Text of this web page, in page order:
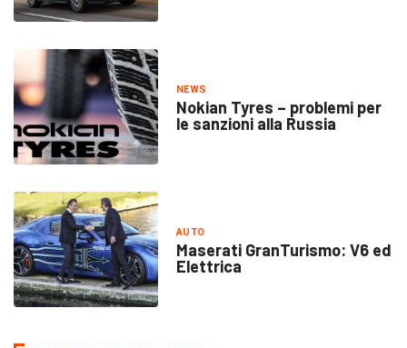
NEWS
Nokian Tyres – problemi per
le sanzioni alla Russia
AUTO
Maserati GranTurismo: V6 ed
Elettrica